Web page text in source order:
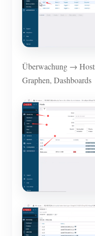
Überwachung →
Graphen, Dashboards